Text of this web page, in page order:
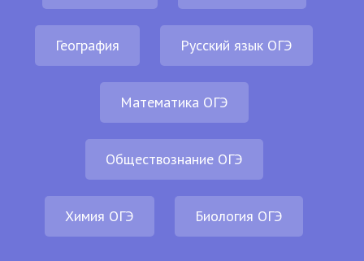
География Русский язык ОГЭ
Математика ОГЭ
Обществознание ОГЭ
Химия ОГЭ Биология ОГЭ